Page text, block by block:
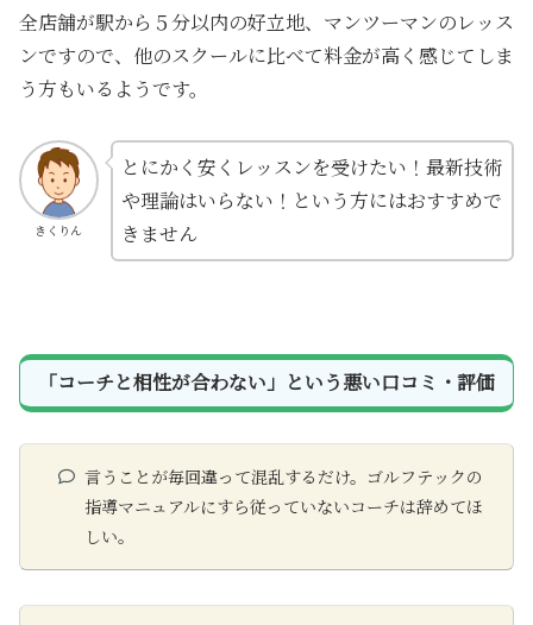
全店舗が駅から５分以内の好立地、マンツーマンのレッス
ンですので、他のスクールに比べて料金が高く感じてしま
う方もいるようです。
きくりん
とにかく安くレッスンを受けたい！最新技術
や理論はいらない！という方にはおすすめで
きません
「コーチと相性が合わない」という悪い口コミ・評価
言うことが毎回違って混乱するだけ。ゴルフテックの
指導マニュアルにすら従っていないコーチは辞めてほ
しい。